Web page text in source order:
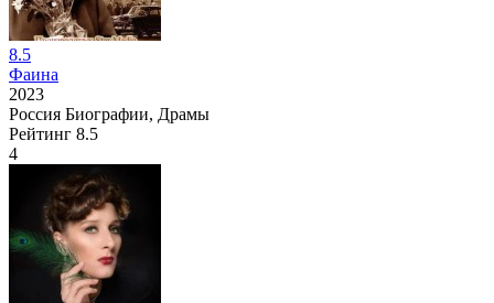
8.5
Фаина
2023
Россия Биографии, Драмы
Рейтинг 8.5
4